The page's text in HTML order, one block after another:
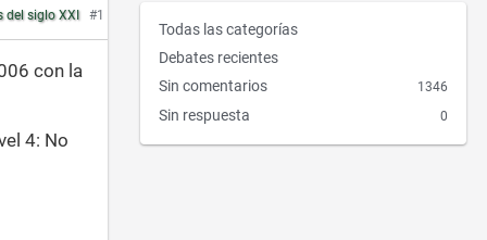
del siglo XXI #1
con la
4: No
E
n
a
c
e
Todas las categorías
Debates recientes
Sin comentarios
1346
Sin respuesta 0